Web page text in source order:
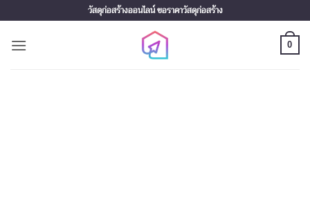
to
content
วัสดุก่อสร้างออนไลน์ ขอราคาวัสดุก่อสร้าง
0